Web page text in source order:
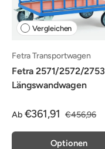
Vergleichen
Fetra Transportwagen
Fetra 2571/2572/2753
Längswandwagen
Ab €361,91 €456,96
Optionen